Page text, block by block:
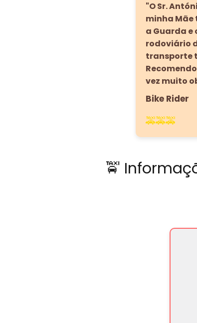
"O Sr.
minha Mãe
a Guarda e
rodoviário
transporte
vez muito
Bike Rider
🚕🚕🚕
🚖